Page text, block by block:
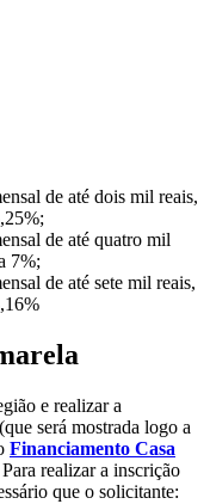
de até dois mil reais,
de até quatro mil
7%;
de até sete mil reais,
e realizar a
será mostrada logo a
Financiamento Casa
realizar a inscrição
que o solicitante: